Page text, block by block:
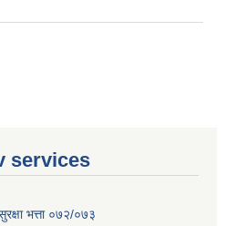
services
भत्ता ०७२/०७३